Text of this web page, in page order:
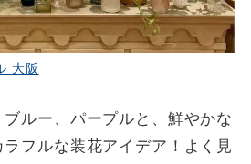
大阪
ルー、パープルと、鮮やかな
フルな装花アイデア！よく見